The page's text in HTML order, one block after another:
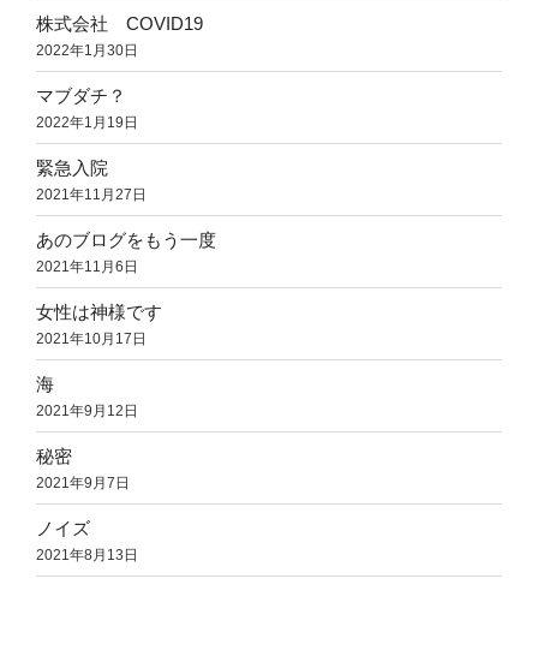
株式会社 COVID19
2022年1月30日
マブダチ？
2022年1月19日
緊急入院
2021年11月27日
あのブログをもう一度
2021年11月6日
女性は神様です
2021年10月17日
海
2021年9月12日
秘密
2021年9月7日
ノイズ
2021年8月13日